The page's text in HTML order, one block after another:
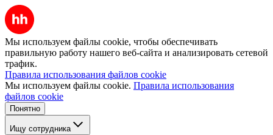
Мы используем файлы cookie, чтобы обеспечивать
правильную работу нашего веб-сайта и анализировать сетевой
трафик.
Правила использования файлов cookie
Мы используем файлы cookie. Правила использования
файлов cookie
Понятно
Ищу сотрудника